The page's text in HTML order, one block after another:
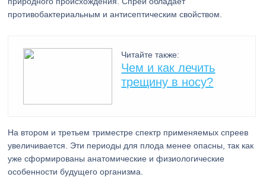
противобактериальным и антисептическим свойством.
Читайте также:
Чем и как лечить
трещину в носу?
На втором и третьем триместре спектр применяемых спреев
увеличивается. Эти периоды для плода менее опасны, так как
уже сформированы анатомические и физиологические
особенности будущего организма.